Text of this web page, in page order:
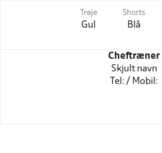
Trøje
Gul
Shorts
Blå
Cheftræner
Skjult navn
Tel: / Mobil: